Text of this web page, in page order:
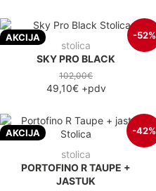
AKCIJA -52%
stolica
SKY PRO BLACK
102,00€
49,10€+pdv
AKCIJA -42%
stolica
PORTOFINO R TAUPE +
JASTUK